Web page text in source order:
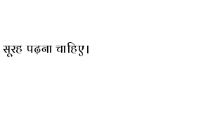
पढ़ना चाहिए।